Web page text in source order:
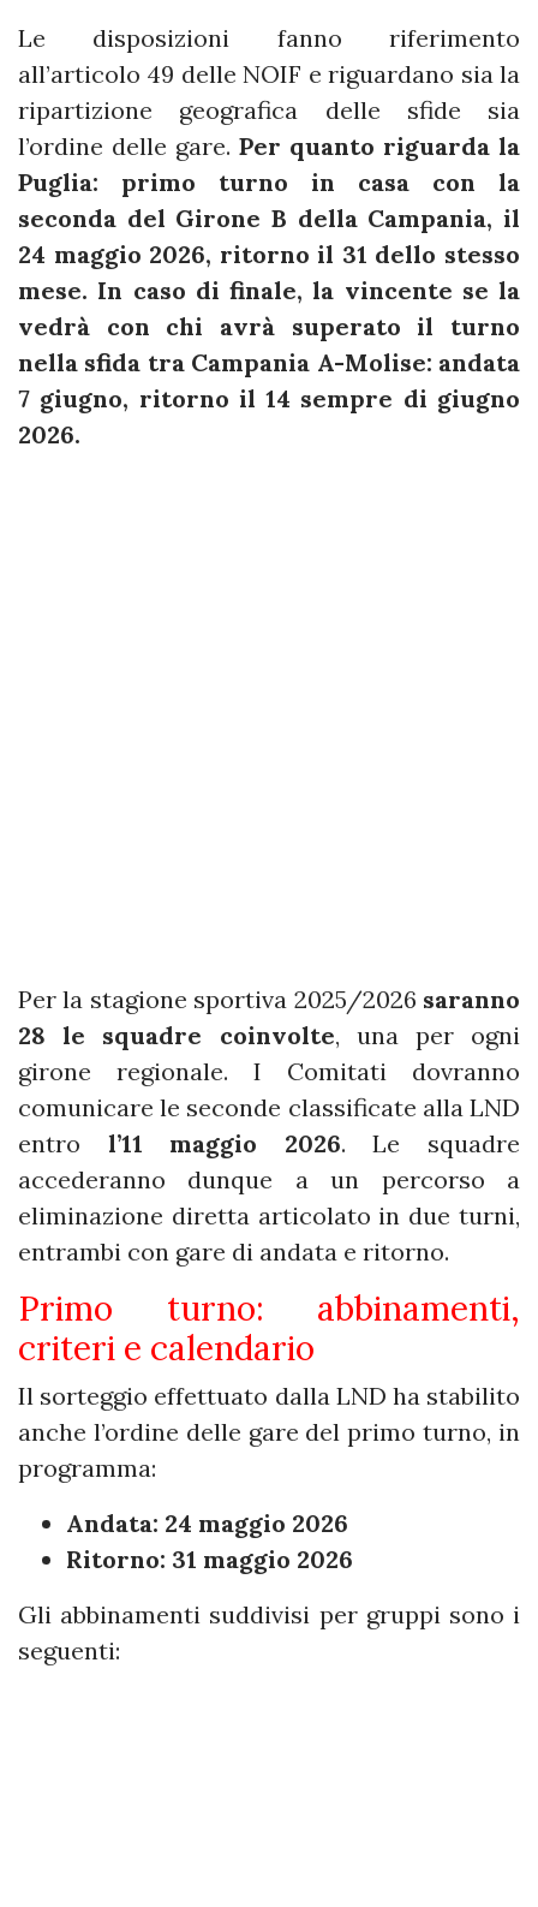
Le disposizioni fanno riferimento
all’articolo 49 delle NOIF e riguardano sia la
ripartizione geografica delle sfide sia
l’ordine delle gare. Per quanto riguarda la
Puglia: primo turno in casa con la
seconda del Girone B della Campania, il
24 maggio 2026, ritorno il 31 dello stesso
mese. In caso di finale, la vincente se la
vedrà con chi avrà superato il turno
nella sfida tra Campania A-Molise: andata
7 giugno, ritorno il 14 sempre di giugno
2026.
Per la stagione sportiva 2025/2026 saranno
28 le squadre coinvolte, una per ogni
girone regionale. I Comitati dovranno
comunicare le seconde classificate alla LND
entro l’11 maggio 2026. Le squadre
accederanno dunque a un percorso a
eliminazione diretta articolato in due turni,
entrambi con gare di andata e ritorno.
Primo turno: abbinamenti,
criteri e calendario
Il sorteggio effettuato dalla LND ha stabilito
anche l’ordine delle gare del primo turno, in
programma:
Andata: 24 maggio 2026
Ritorno: 31 maggio 2026
Gli abbinamenti suddivisi per gruppi sono i
seguenti: